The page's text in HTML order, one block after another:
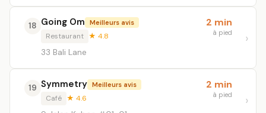
18 Going Om Meilleurs avis
Restaurant ★ 4.8
33 Bali Lane
2 min
à pied
19 Symmetry Meilleurs avis
Café ★ 4.6
2 min
à pied